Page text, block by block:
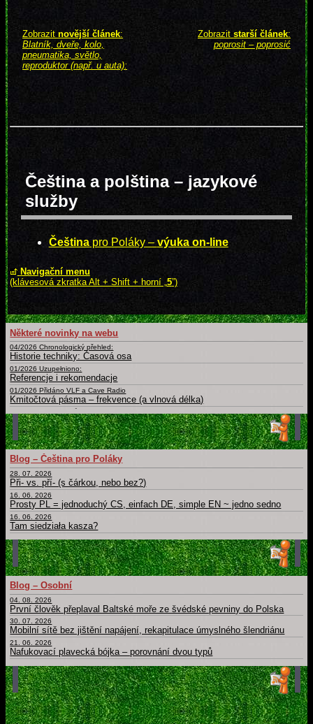
Zobrazit novější článek:
Blatník, dveře, kolo,
pneumatika, světlo,
reproduktor (např. u auta):
Zobrazit starší článek:
poprosit – poprosić
Čeština a polština – jazykové
služby
Češtinapro Poláky – výuka on-line
Navigační menu
(klávesová zkratka Alt + Shift + horní „5”)
Některé novinky na webu
04/2026 Chronologický přehled:
Historie techniky: Časová osa
01/2026 Uzupełniono:
Referencje i rekomendacje
01/2026 Přidáno VLF a Cave Radio
Kmitočtová pásma – frekvence (a vlnová délka)
Certifikáty a osvědčení
02/2025
Slovník: zájmena, příslovce, spojky, ... Krátká, drobná, základní slova česky, polsky a v dalších jazycích
01/2025 Uzupełnieno: Ostatnia Wieczerza
Dny, měsíce, roční období, části dne a další časové slovníky
Archiv novinek
Starší novinky
Blog – Čeština pro Poláky
28. 07. 2026
Při- vs. pří- (s čárkou, nebo bez?)
16. 06. 2026
Prosty PL = jednoduchý CS, einfach DE, simple EN ~ jedno sedno
16. 06. 2026
Tam siedziała kasza?
11. 06. 2026
Obchod
12. 05. 2026
Bit, byt, bít, být, byť; nabít, dobít, nabýt, dobýt; nebýt
11. 05. 2026
Psát × píšu; číst × čtu: Migrujące "í".
Hlavní strana blogu
Všechny články
Blog – Osobní
04. 08. 2026
První člověk přeplaval Baltské moře ze švédské pevniny do Polska
30. 07. 2026
Mobilní sítě bez jištění napájení, rekapitulace úmyslného šlendriánu
21. 06. 2026
Nafukovací plavecká bójka – porovnání dvou typů
Berlínská zeď coby kruhová inverze
21. 05. 2026
Časová osa: Historie techniky v kontextu dalších dějin
11. 05. 2026
Take a part, zúčastnit se, wziąć udział, účast, ...